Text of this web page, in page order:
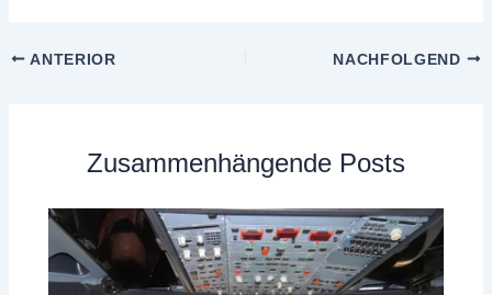
ANTERIOR NACHFOLGEND
Zusammenhängende Posts